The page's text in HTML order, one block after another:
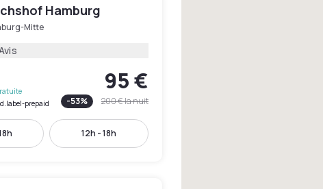
Hamburg
Mitte
prepaid
95 €
-53% 200 €la nuit
12h - 18h